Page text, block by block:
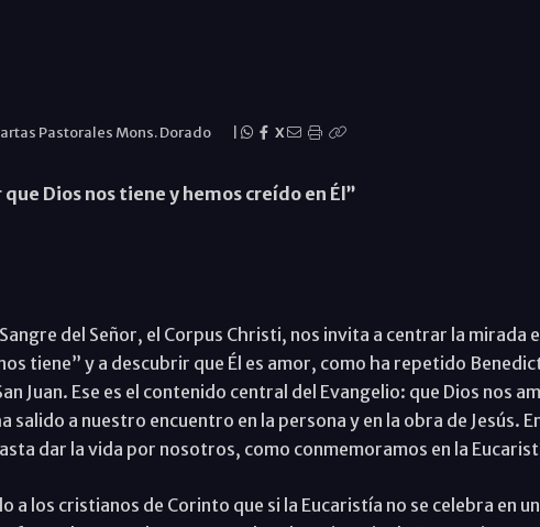
Pastorales Mons. Dorado X
Dios nos tiene y hemos creído en Él”
del Señor, el Corpus Christi, nos invita a centrar la mirada
tiene” y a descubrir que Él es amor, como ha repetido
Juan. Ese es el contenido central del Evangelio: que Dios nos
salido a nuestro encuentro en la persona y en la obra de Jesús.
dar la vida por nosotros, como conmemoramos en la
a los cristianos de Corinto que si la Eucaristía no se celebra en